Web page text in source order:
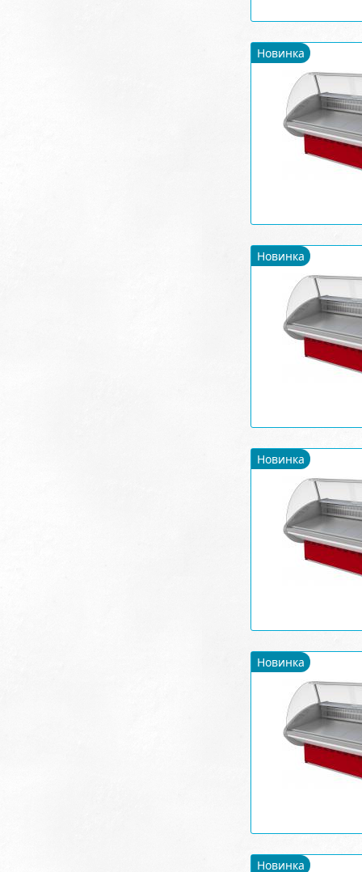
Новинка
Новинка
Новинка
Новинка
Новинка